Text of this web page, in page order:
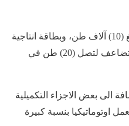
* الطاقة الاستيعابية للمشروع تبلغ (10) آلاف طن، وبطاقة انتاجية
(10) طن في الساعة، ويمكن أن تتضاعف لتصل (20) طن في
الى بعض الاجزاء التكميلية
اوتوماتيكيا بنسبة كبيرة